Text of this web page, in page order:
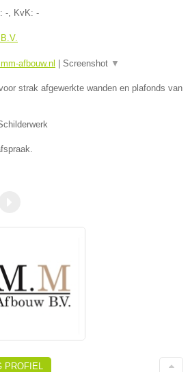
-, KvK: -
afbouw.nl Screenshot ▼
strak afgewerkte wanden en plafonds van
PROFIEL